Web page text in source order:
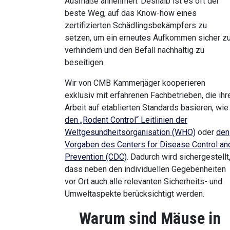
beste Weg, auf das Know-how eines
zertifizierten Schädlingsbekämpfers zu
setzen, um ein erneutes Aufkommen sicher
verhindern und den Befall nachhaltig zu
beseitigen.
Wir von CMB Kammerjäger kooperieren
exklusiv mit erfahrenen Fachbetrieben, die
Arbeit auf etablierten Standards basieren, wie
den „Rodent Control“ Leitlinien der
Weltgesundheitsorganisation (WHO) oder den
Vorgaben des Centers for Disease Control
Prevention (CDC). Dadurch wird sichergestellt,
dass neben den individuellen Gegebenheiten
vor Ort auch alle relevanten Sicherheits- und
Umweltaspekte berücksichtigt werden.
Warum sind Mäuse in